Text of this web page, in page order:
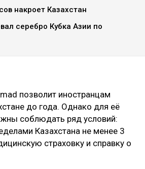
накроет Казахстан
серебро Кубка Азии по
позволит иностранцам
до года. Однако для её
соблюдать ряд условий:
Казахстана не менее 3
страховку и справку о